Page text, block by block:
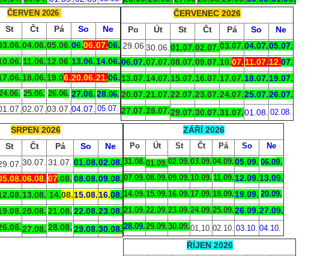
ČERVEN 2026
St Čt Pá So
Ne
04.06.05.06.06.06.07.06.
11.06.12.06.13.06.14.06.
18.06.19.06.20.06.21.06.
25.06. 26.06. 27.06.28.06.
02.07. 03.07. 04.07. 05.07.
ČERVENEC 2026
Po
Út St Čt Pá So
Ne
29.06 30.06. 01.07.02.07.03.07.04.07.05.07.
06.07.07.07.08.07.09.07.10.07. 11.07.12.07.
13.07.14.07.15.07.16.07.17.07.18.07.19.07.
20.07.21.07.22.07.23.07.24.07.25.07.26.07.
27.07.28.07.29.07.30.07.31.07.01.08. 02.08.
SRPEN 2026
St Čt Pá So
Ne
30.07. 31.07. 01.08.02.08.
06.08. 07.08. 08.08.09.08.
13.08. 14.08.15.08.16.08.
20.08. 21.08. 22.08.23.08.
27.08. 28.08. 29.08.30.08.
ZÁŘÍ 2026
Po Út St Čt Pá So
Ne
31.08.01.09.02.09.03.09.04.09.05.09. 06.09.
07.09.08.09.09.09.10.09. 11.09. 12.09.13.09.
14.09.15.09.16.09.17.09.18.09. 19.09. 20.09.
21.09.22.09.23.09.24.09.25.09.26.09.27.09.
28.09.29.09.30.09.01,10.02.10. 03.10. 04.10.
ŘÍJEN 2026